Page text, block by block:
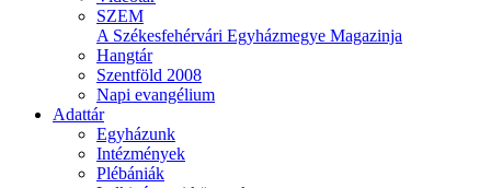
SZEM
A Székesfehérvári Egyházmegye Magazinja
Hangtár
Szentföld 2008
Napi evangélium
Adattár
Egyházunk
Intézmények
Plébániák